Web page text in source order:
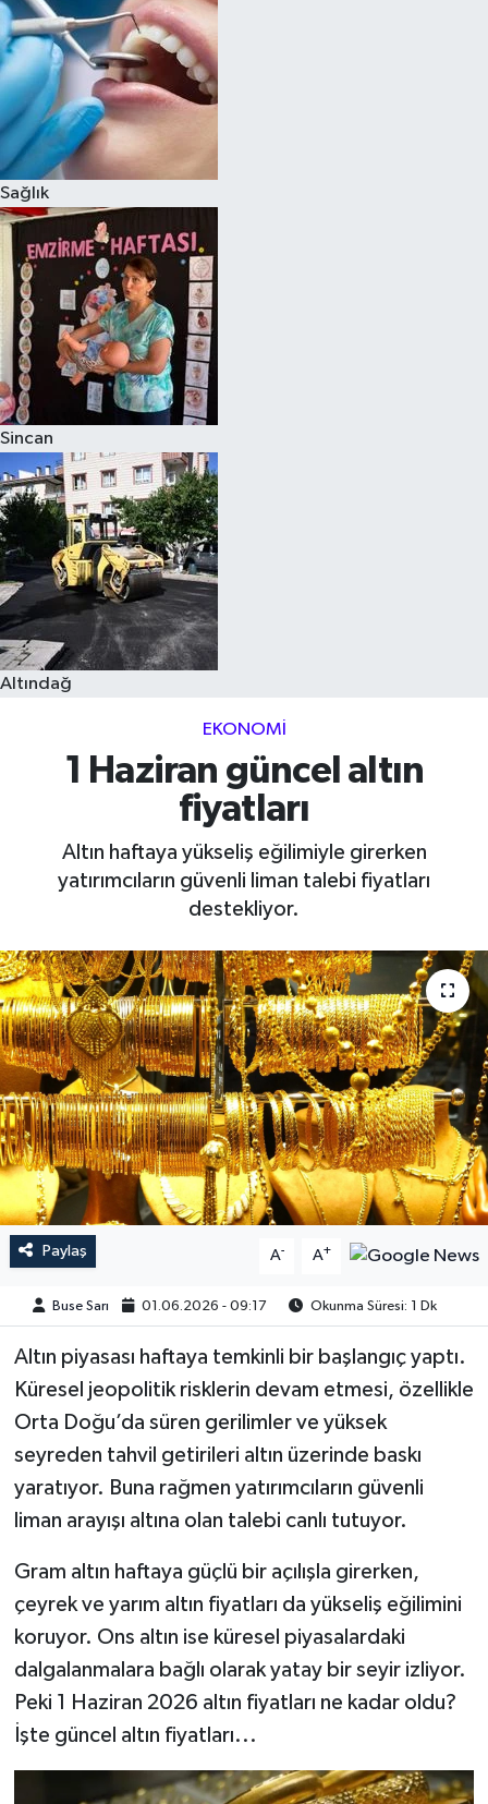
Sağlık
Sincan
Altındağ
EKONOMI
1 Haziran güncel altın
fiyatları
Altın haftaya yükseliş eğilimiyle girerken
yatırımcıların güvenli liman talebi fiyatları
destekliyor.
Paylaş A- A+
Buse Sarı 01.06.2026 - 09:17 Okunma Süresi: 1 Dk
Altın piyasası haftaya temkinli bir başlangıç yaptı.
Küresel jeopolitik risklerin devam etmesi, özellikle
Orta Doğu’da süren gerilimler ve yüksek
seyreden tahvil getirileri altın üzerinde baskı
yaratıyor. Buna rağmen yatırımcıların güvenli
liman arayışı altına olan talebi canlı tutuyor.
Gram altın haftaya güçlü bir açılışla girerken,
çeyrek ve yarım altın fiyatları da yükseliş eğilimini
koruyor. Ons altın ise küresel piyasalardaki
dalgalanmalara bağlı olarak yatay bir seyir izliyor.
Peki 1 Haziran 2026 altın fiyatları ne kadar oldu?
İşte güncel altın fiyatları...